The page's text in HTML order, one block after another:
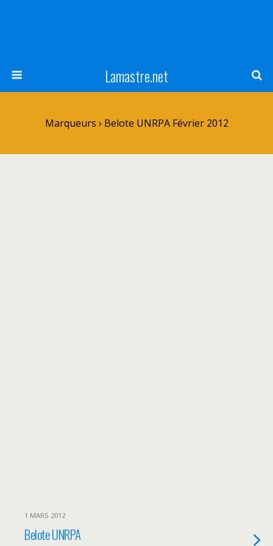
Lamastre.net
Marqueurs › Belote UNRPA Février 2012
1 MARS 2012
Belote UNRPA